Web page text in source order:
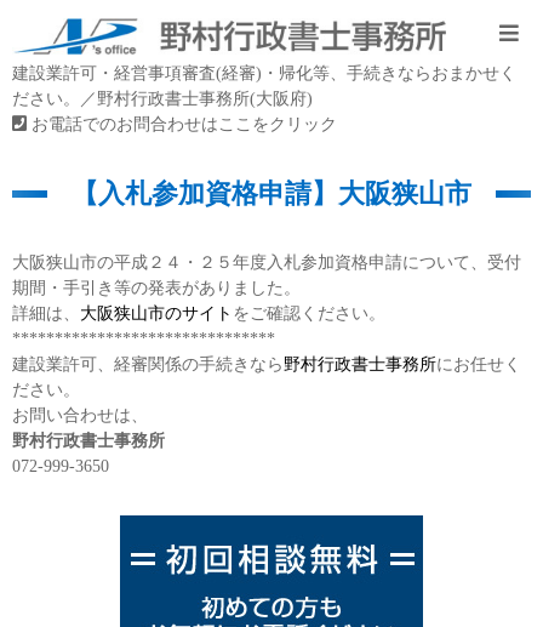
建設業許可・経営事項審査(経審)・帰化等、手続きならおまかせく
ださい。／野村行政書士事務所(大阪府)
お電話でのお問合わせはここをクリック
【入札参加資格申請】大阪狭山市
大阪狭山市の平成２４・２５年度入札参加資格申請について、受付
期間・手引き等の発表がありました。
詳細は、 大阪狭山市のサイト をご確認ください。
*******************************
建設業許可、経審関係の手続きなら野村行政書士事務所にお任せく
ださい。
お問い合わせは、
野村行政書士事務所
072-999-3650